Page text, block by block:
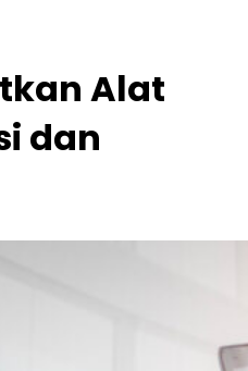
Alat
dan